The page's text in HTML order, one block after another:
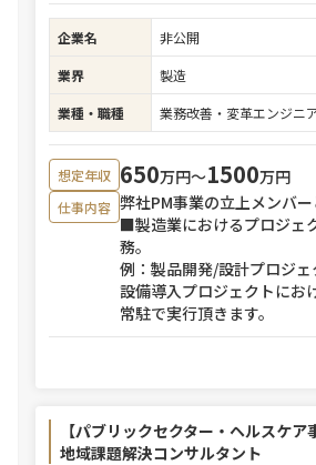
企業名
非公開
業界
製造
業種・職種
業務改善・変革エンジニ
想定年収 650万円〜1500万円
仕事内容 弊社PM事業の立上メンバ
■製造業におけるプロジェ
務。
例：製品開発/設計プロジェ
設備導入プロジェクトにお
常駐で実行頂きます。
【パブリックセクター・ヘルスケア
地域課題解決コンサルタント